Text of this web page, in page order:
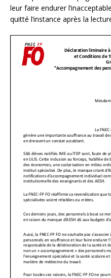
leur faire endurer
quitté l’instance après la